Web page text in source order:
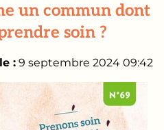
un commun dont
soin ?
: 9 septembre 2024 09:42